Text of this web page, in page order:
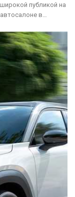
публикой на
в…